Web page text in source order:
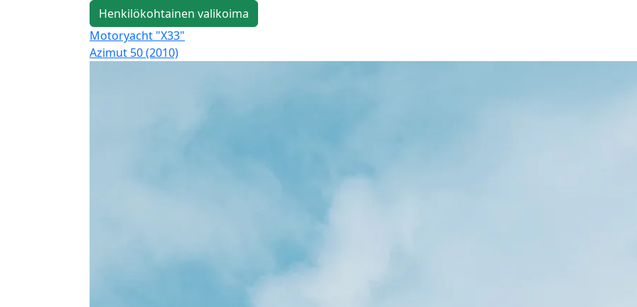
Henkilökohtainen valikoima
Motoryacht "X33"
Azimut 50 (2010)